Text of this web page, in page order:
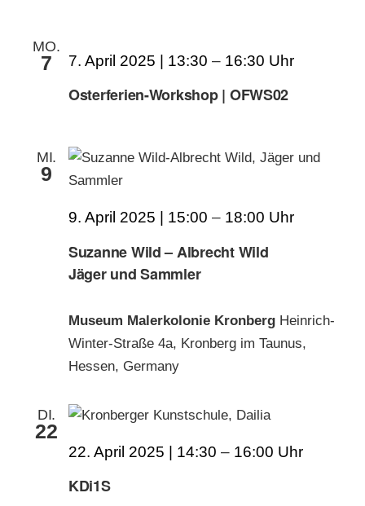
MO.
7
Osterferien-Workshop | OFWS02
7. April 2025 | 13:30 – 16:30
MI.
9
Suzanne Wild – Albrecht Wild
Jäger und Sammler
9. April 2025 | 15:00 – 18:00
Museum Malerkolonie Kronberg Heinrich-
Winter-Straße 4a, Kronberg im Taunus,
Hessen, Germany
DI.
22
KDi1S
22. April 2025 | 14:30 – 16:00